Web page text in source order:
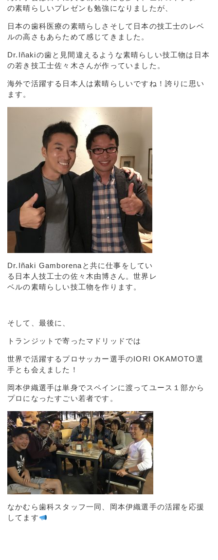
の素晴らしいプレゼンも勉強になりましたが、
日本の歯科医療の素晴らしさそして日本の技工士のレベ
ルの高さもあらためて感じてきました。
Dr.Iñakiの歯と見間違えるような素晴らしい技工物は日本
の若き技工士佐々木さんが作っていました。
海外で活躍する日本人は素晴らしいですね！誇りに思い
ます。
Dr.Iñaki Gamborenaと共に仕事をしてい
る日本人技工士の佐々木由博さん。世界レ
ベルの素晴らしい技工物を作ります。
そして、最後に、
トランジットで寄ったマドリッドでは
世界で活躍するプロサッカー選手のIORI OKAMOTO選
手とも会えました！
岡本伊織選手は単身でスペインに渡ってユース１部から
プロになったすごい若者です。
なかむら歯科スタッフ一同、岡本伊織選手の活躍を応援
してます